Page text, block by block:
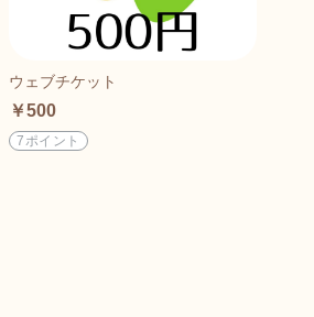
ウェブチケット
￥500
7ポイント